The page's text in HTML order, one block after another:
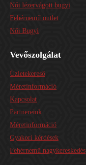
Női lézervágott bugyi
Fehérnemű outlet
Női Bugyi
Vevőszolgálat
Üzletekereső
Méretinformáció
Kapcsolat
Partnereink
Méretinformáció
Gyakori kérdések
Fehérnemű nagykereskedés